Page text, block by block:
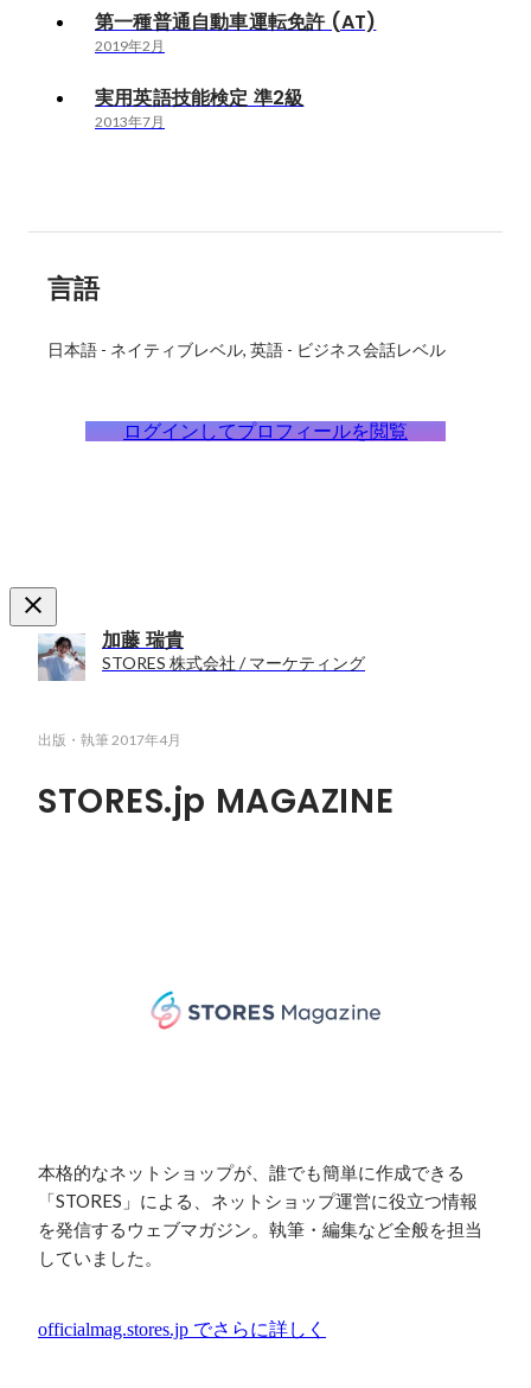
第一種普通自動車運転免許 (AT)
2019年2月
実用英語技能検定 準2級
2013年7月
言語
日本語 - ネイティブレベル 英語 - ビジネス会話レベル
ログインしてプロフィールを閲覧
加藤 瑞貴
STORES 株式会社 / マーケティング
出版・執筆2017年4月
STORES.jp MAGAZINE
本格的なネットショップが、誰でも簡単に作成できる
「STORES」による、ネットショップ運営に役立つ情報
を発信するウェブマガジン。執筆・編集など全般を担当
していました。
officialmag.stores.jp でさらに詳しく